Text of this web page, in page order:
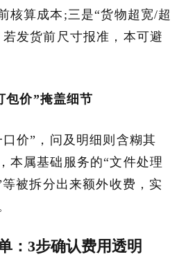
核算成本;三是“货物超宽/超
发货前尺寸报准，本可避
包价”掩盖细节
价”，问及明细则含糊其
本属基础服务的“文件处理
被拆分出来额外收费，实
：3步确认费用透明